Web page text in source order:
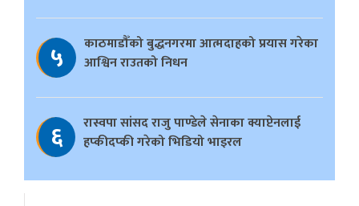
५
काठमाडौँको बुद्धनगरमा आत्मदाहको प्रयास गरेका
आश्विन राउतको निधन
६
रास्वपा सांसद राजु पाण्डेले सेनाका क्याप्टेनलाई
हप्कीदप्की गरेको भिडियो भाइरल